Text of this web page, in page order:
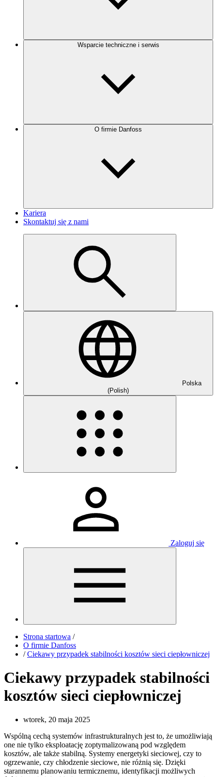
Wsparcie techniczne i serwis
O firmie Danfoss
Kariera
Skontaktuj się z nami
Polska
(Polish)
Zaloguj się
Strona startowa /
O firmie Danfoss
/ Ciekawy przypadek stabilności kosztów sieci ciepłowniczej
Ciekawy przypadek stabilności
kosztów sieci ciepłowniczej
wtorek, 20 maja 2025
Wspólną cechą systemów infrastrukturalnych jest to, że umożliwiają
one nie tylko eksploatację zoptymalizowaną pod względem
kosztów, ale także stabilną. Systemy energetyki sieciowej, czy to
ogrzewanie, czy chłodzenie sieciowe, nie różnią się. Dzięki
starannemu planowaniu termicznemu, identyfikacji możliwych